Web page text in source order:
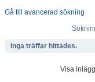
Gå till avancerad sökning
Inga träffar hittades.
Visa